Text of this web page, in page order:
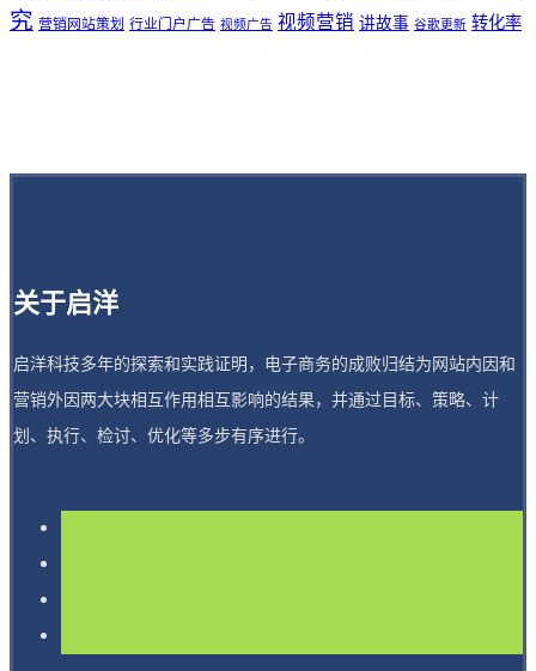
究 营销网站策划 行业门户广告 视频广告 视频营销 讲故事 谷歌更新 转化率
关于启洋
启洋科技多年的探索和实践证明，电子商务的成败归结为网站内因和
营销外因两大块相互作用相互影响的结果，并通过目标、策略、计
划、执行、检讨、优化等多步有序进行。